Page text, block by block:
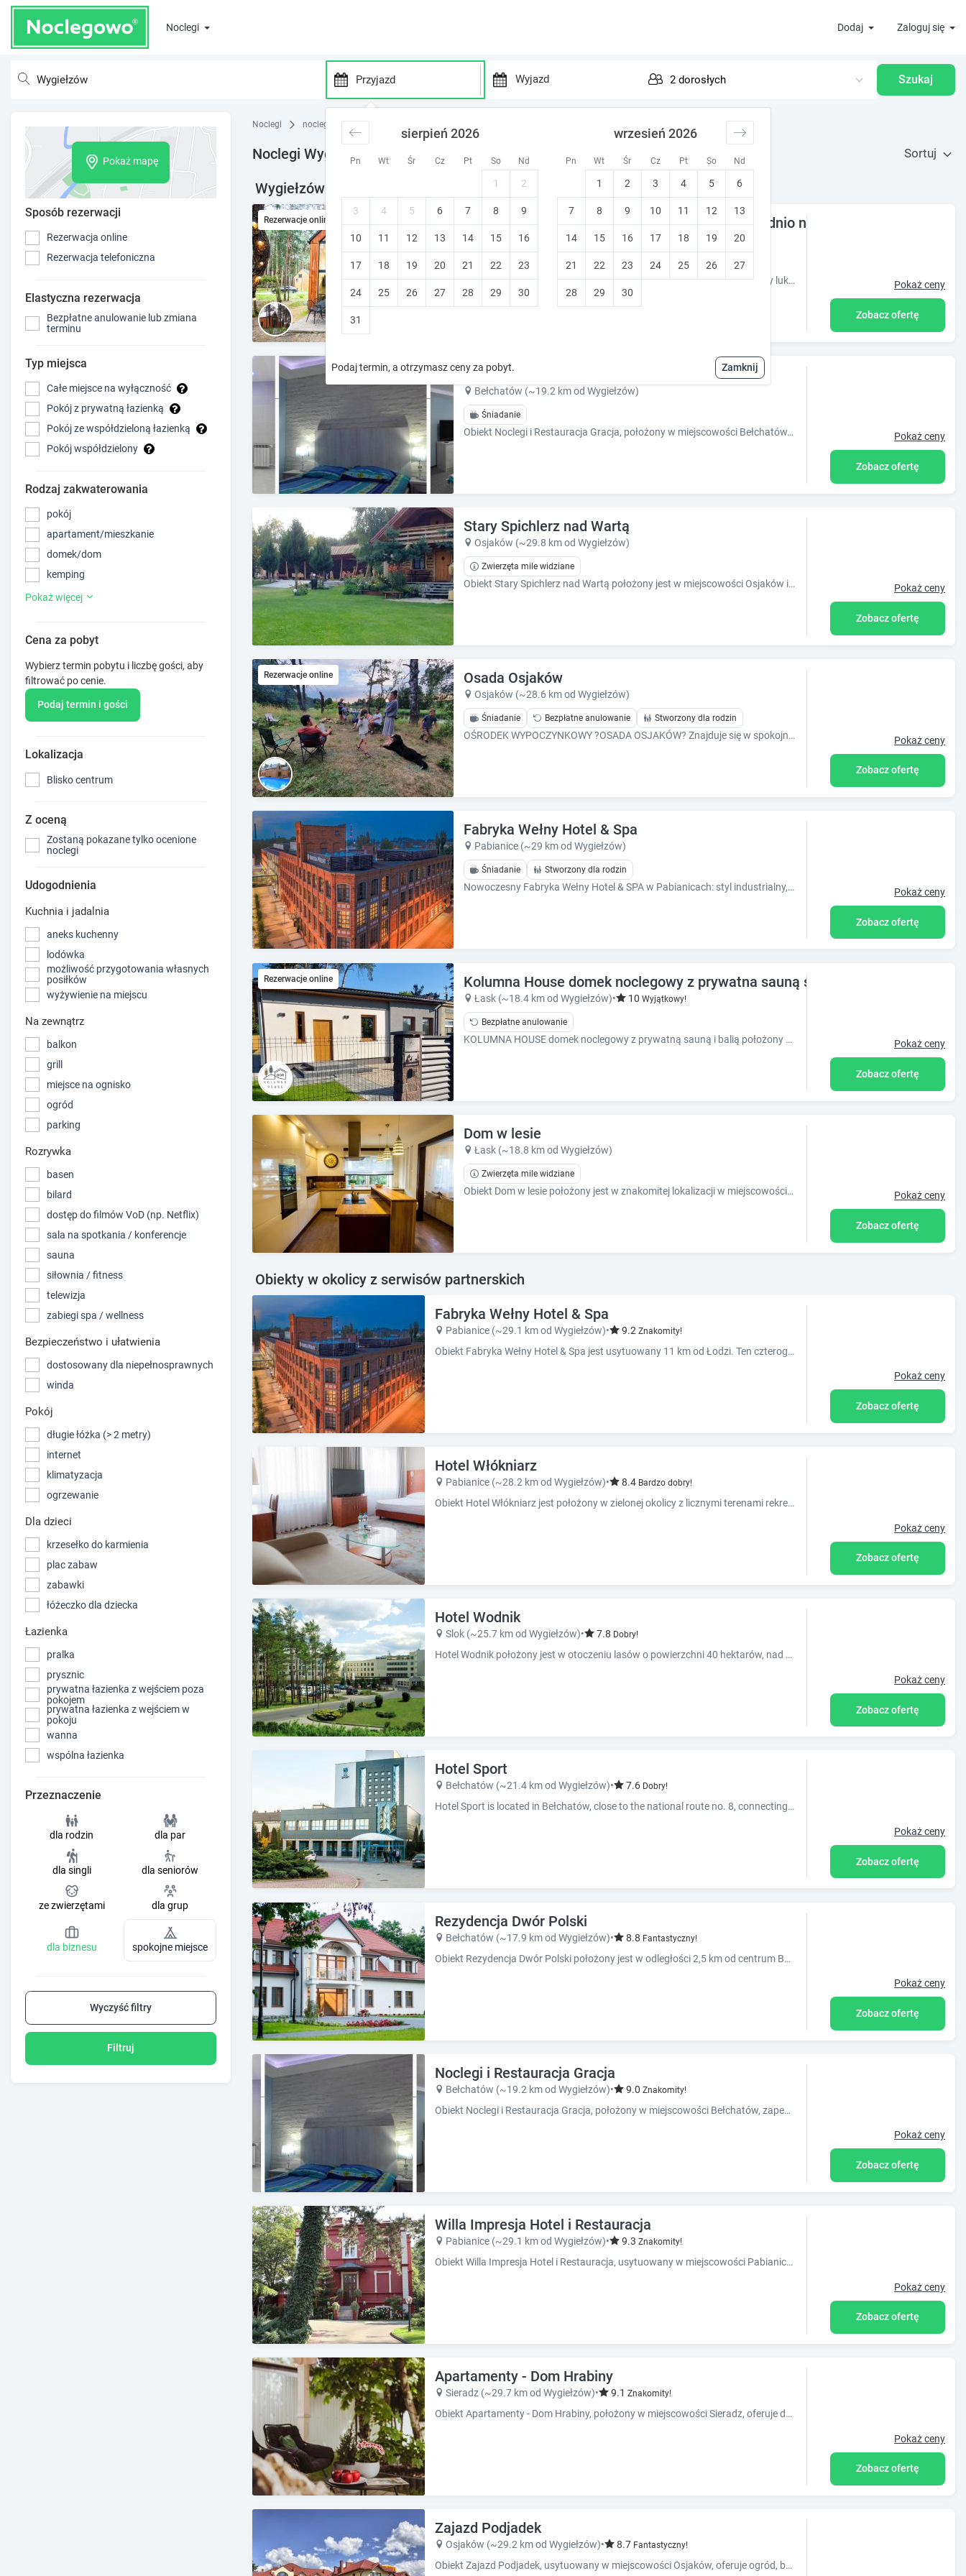
Noclegi Dodaj Zaloguj się
P
e
s
s
d
o
w
n
r
e
t
e
r
a
c
t
w
i
t
t
h
e
c
a
l
e
n
d
a
r
a
n
d
s
e
l
e
c
t
a
d
a
t
e
.
P
e
s
s
t
h
e
q
u
e
s
t
i
o
r
k
e
y
t
o
g
e
t
t
h
e
y
b
o
a
o
r
t
c
u
t
s
f
r
c
a
n
g
i
n
g
a
t
e
s
.
d
w
a
e
y
t
o
i
c
t
w
i
t
a
l
e
n
d
s
e
e
c
e
r
e
q
s
t
r
k
e
t
e
y
h
t
h
a
t
e
s
Pn Wt Śr Cz Pt So Nd Pn Wt Śr Cz Pt So Nd
sierpień 2026
1 2
3 4 5 6 7 8 9
10 11 12 13 14 15 16
17 18 19 20 21 22 23
24 25 26 27 28 29 30
31
wrzesień 2026
1 2 3 4 5 6
7 8 9 10 11 12 13
14 15 16 17 18 19 20
21 22 23 24 25 26 27
28 29 30
Podaj termin, a otrzymasz ceny za pobyt. Zamknij
Szukaj
Pokaż mapę
Sposób rezerwacji
Rezerwacja online
Rezerwacja telefoniczna
Elastyczna rezerwacja
Bezpłatne anulowanie lub zmiana
terminu
Typ miejsca
Całe miejsce na wyłączność
Pokój z prywatną łazienką
Pokój ze współdzieloną łazienką
Pokój współdzielony
Rodzaj zakwaterowania
pokój
apartament/mieszkanie
domek/dom
kemping
Pokaż więcej
Cena za pobyt
Wybierz termin pobytu i liczbę gości, aby
filtrować po cenie.
Podaj termin i gości
Lokalizacja
Blisko centrum
Z oceną
Zostaną pokazane tylko ocenione
noclegi
Udogodnienia
Kuchnia i jadalnia
aneks kuchenny
lodówka
możliwość przygotowania własnych
posiłków
wyżywienie na miejscu
Na zewnątrz
balkon
grill
miejsce na ognisko
ogród
parking
Rozrywka
basen
bilard
dostęp do filmów VoD (np. Netflix)
sala na spotkania / konferencje
sauna
siłownia / fitness
telewizja
zabiegi spa / wellness
Bezpieczeństwo i ułatwienia
dostosowany dla niepełnosprawnych
winda
Pokój
długie łóżka (> 2 metry)
internet
klimatyzacja
ogrzewanie
Dla dzieci
krzesełko do karmienia
plac zabaw
zabawki
łóżeczko dla dziecka
Łazienka
pralka
prysznic
prywatna łazienka z wejściem poza
pokojem
prywatna łazienka z wejściem w
pokoju
wanna
wspólna łazienka
Przeznaczenie
dla rodzin dla par
dla singli dla seniorów
ze zwierzętami dla grup
dla biznesu spokojne miejsce
Wyczyść filtry
Filtruj
Noclegi noclegi Województwo łódzkie
Noclegi Wygiełzów Sortuj
Wygiełzów - noclegi w okolicy
Rezerwacje online Nowoczesne domki z widokiem na las bezpośrednio nad zalewem (łódzkie)
Kolonia Łobudzice (~10.4 km od Wygiełzów)
Bezpłatne anulowanie
Jeżeli pięć gwiazdek w standardzie to dla Ciebie zbyt mało - oferujemy luksus hotelu, prywatność domu oraz klimat campingu z milionem gwiazd nad głową Pokaż ceny
Zobacz ofertę
Noclegi i Restauracja Gracja
Bełchatów (~19.2 km od Wygiełzów)
Śniadanie
Obiekt Noclegi i Restauracja Gracja, położony w miejscowości Bełchatów, zapewnia ogród. Oferta obiektu obejmuje wspólną kuchnię. Na miejscu z Pokaż ceny
Zobacz ofertę
Stary Spichlerz nad Wartą
Osjaków (~29.8 km od Wygiełzów)
Zwierzęta mile widziane
Obiekt Stary Spichlerz nad Wartą położony jest w miejscowości Osjaków i oferuje balkon, ogród oraz bezpłatne Wi-Fi. Odległość ważnych miejs Pokaż ceny
Zobacz ofertę
Rezerwacje online Osada Osjaków
Osjaków (~28.6 km od Wygiełzów)
Śniadanie Bezpłatne anulowanie Stworzony dla rodzin
OŚRODEK WYPOCZYNKOWY ?OSADA OSJAKÓW? Znajduje się w spokojnej okolicy wśród lasów i pól, 100 metrów od brzegu Warty w miejscowości Osjaków. Pokaż ceny
Zobacz ofertę
Fabryka Wełny Hotel & Spa
Pabianice (~29 km od Wygiełzów)
Śniadanie Stworzony dla rodzin
Nowoczesny Fabryka Wełny Hotel & SPA w Pabianicach: styl industrialny, komfortowe pokoje, spa, basen, restauracja i bliskość Łodzi. Pokaż ceny
Zobacz ofertę
Rezerwacje online Kolumna House domek noclegowy z prywatna sauną suchą i balią
Łask (~18.4 km od Wygiełzów)• 10 Wyjątkowy!
Bezpłatne anulowanie
KOLUMNA HOUSE domek noclegowy z prywatną sauną i balią położony w miejscowości Łask Kolumna. Pokaż ceny
Zobacz ofertę
Dom w lesie
Łask (~18.8 km od Wygiełzów)
Zwierzęta mile widziane
Obiekt Dom w lesie położony jest w znakomitej lokalizacji w miejscowości Łask i oferuje sprzęt do grillowania oraz całodobową recepcję. Pokaż ceny
Zobacz ofertę
Obiekty w okolicy z serwisów partnerskich
Fabryka Wełny Hotel & Spa
Pabianice (~29.1 km od Wygiełzów)• 9.2 Znakomity!
Obiekt Fabryka Wełny Hotel & Spa jest usytuowany 11 km od Łodzi. Ten czterogwiazdkowy, wielokrotnie nagrodzony hotel mieści się w budynku dawnej fabryki z XIX wieku.
Pokaż ceny
Zobacz ofertę
Hotel Włókniarz
Pabianice (~28.2 km od Wygiełzów)• 8.4 Bardzo dobry!
Obiekt Hotel Włókniarz jest położony w zielonej okolicy z licznymi terenami rekreacyjnymi, w pobliżu trasy łączącej Łódź z Bełchatowem. Oferuje on saunę, z której Goście mogą korzysta?...
Pokaż ceny
Zobacz ofertę
Hotel Wodnik
Slok (~25.7 km od Wygiełzów)• 7.8 Dobry!
Hotel Wodnik położony jest w otoczeniu lasów o powierzchni 40 hektarów, nad rzeką Widawką. Oferuje on pokoje z telewizorem z dostępem do kanałów satelitarnych i bezpłatnym dostępem do inter...
Pokaż ceny
Zobacz ofertę
Hotel Sport
Bełchatów (~21.4 km od Wygiełzów)• 7.6 Dobry!
Hotel Sport is located in Bełchatów, close to the national route no. 8, connecting Warsaw and Wrocław. It offers comfortable rooms with satellite TV and free high speed WiFi.
Pokaż ceny
Zobacz ofertę
Rezydencja Dwór Polski
Bełchatów (~17.9 km od Wygiełzów)• 8.8 Fantastyczny!
Obiekt Rezydencja Dwór Polski położony jest w odległości 2,5 km od centrum Bełchatowa. Oferuje on restaurację oraz bezpłatne WiFi. Na miejscu dostępny jest prywatny parking. Wszystkie pokoje ...
Pokaż ceny
Zobacz ofertę
Noclegi i Restauracja Gracja
Bełchatów (~19.2 km od Wygiełzów)• 9.0 Znakomity!
Obiekt Noclegi i Restauracja Gracja, położony w miejscowości Bełchatów, zapewnia ogród. Oferta obiektu obejmuje wspólną kuchnię. Na miejscu znajduje się również restauracja. Na miejscu dos...
Pokaż ceny
Zobacz ofertę
Willa Impresja Hotel i Restauracja
Pabianice (~29.1 km od Wygiełzów)• 9.3 Znakomity!
Obiekt Willa Impresja Hotel i Restauracja, usytuowany w miejscowości Pabianice, oferuje ogród, bezpłatny prywatny parking, taras oraz bar. Odległość ważnych miejsc od obiektu: Łódzki Ogród B...
Pokaż ceny
Zobacz ofertę
Apartamenty - Dom Hrabiny
Sieradz (~29.7 km od Wygiełzów)• 9.1 Znakomity!
Obiekt Apartamenty - Dom Hrabiny, położony w miejscowości Sieradz, oferuje dostęp do ogrodu z tarasem. Obiekt zapewnia bezpłatne WiFi we wszystkich pomieszczeniach. Na terenie obiektu dostępny j...
Pokaż ceny
Zobacz ofertę
Zajazd Podjadek
Osjaków (~29.2 km od Wygiełzów)• 8.7 Fantastyczny!
Obiekt Zajazd Podjadek, usytuowany w miejscowości Osjaków, oferuje ogród, bezpłatny prywatny parking, taras oraz bar. Odległość ważnych miejsc od obiektu: Dwór Olszewskich – 44 km. Oferta o...